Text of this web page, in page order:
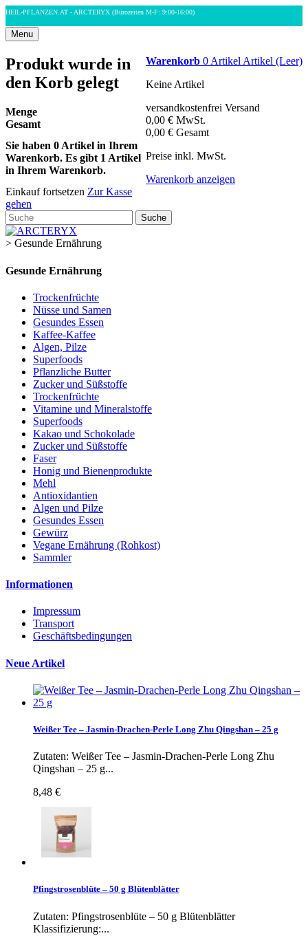
HEIL-PFLANZEN.AT - ARCTERYX (Bürozeiten M-F: 9:00-16:00)
Menu
Warenkorb 0 Artikel Artikel (Leer)
Keine Artikel
versandkostenfrei Versand
0,00 € MwSt.
0,00 € Gesamt
Preise inkl. MwSt.
Warenkorb anzeigen
Produkt wurde in
den Korb gelegt
Menge
Gesamt
Sie haben 0 Artikel in Ihrem
Warenkorb. Es gibt 1 Artikel
in Ihrem Warenkorb.
Einkauf fortsetzen Zur Kasse
gehen
Suche
> Gesunde Ernährung
Gesunde Ernährung
Trockenfrüchte
Nüsse und Samen
Gesundes Essen
Kaffee-Kaffee
Algen, Pilze
Superfoods
Pflanzliche Butter
Zucker und Süßstoffe
Trockenfrüchte
Vitamine und Mineralstoffe
Superfoods
Kakao und Schokolade
Zucker und Süßstoffe
Faser
Honig und Bienenprodukte
Mehl
Antioxidantien
Algen und Pilze
Gesundes Essen
Gewürz
Vegane Ernährung (Rohkost)
Sammler
Informationen
Impressum
Transport
Geschäftsbedingungen
Neue Artikel
Weißer Tee – Jasmin-Drachen-Perle Long Zhu Qingshan – 25 g
Zutaten: Weißer Tee – Jasmin-Drachen-Perle Long Zhu
Qingshan – 25 g...
8,48 €
Pfingstrosenblüte – 50 g Blütenblätter
Zutaten: Pfingstrosenblüte – 50 g Blütenblätter
Klassifizierung:...